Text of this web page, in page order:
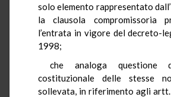
solo elemento rappresentato
la clausola compromissoria
l’entrata in vigore del decreto-
1998;
che analoga questione
costituzionale delle stesse
sollevata, in riferimento agli